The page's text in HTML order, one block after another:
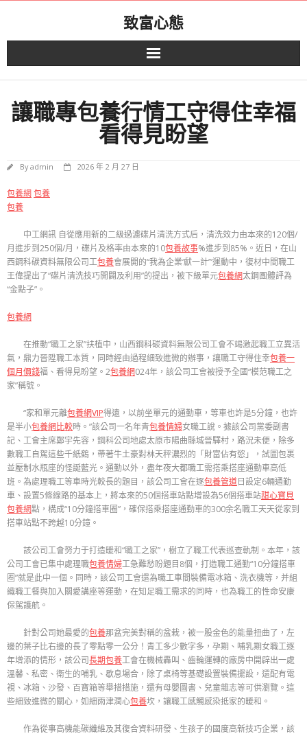
致富心態
讓職專包養行情工守得住幸福
看得見盼望
Byadmin 2026 年 2 月 27 日
包養網包養
包養
中工網訊 自從應用新的二級過濾碟片清洗方式后，清洗效力由本來的120個/
月進步到250個/月，碟片及格率由本來的10包養故事%進步到85%。近日，在山
西鋼科碳資料無限公司工包養會展開的“我為企業‘獻一計’”運動中，復材中間職工
王偉提出了“碟片清洗技巧開闢及利用”的提出，被下級單元包養網太鋼團體評為
“金點子”。
包養網
在推動“職工之家”扶植中，山西鋼科碳資料無限公司工會不竭激起職工立異活
氣，鼎力晉陞職工本質，同時經由過程細致進微的辦事，讓職工守得住幸包養一
個月價錢福、看得見盼望。2包養網024年，該公司工會被授予全國“模范職工之
家”稱號。
“家和單元離包養網VIP得遠，以前坐單元的通勤車，等車也許是5分鐘，也許
是半小包養網比較時。”該公司一名年青包養情婦女職工說。據該公司黨委副書
記、工會主席鄭宇先容，鋼科公司地處太原市陽曲縣城晉驛村，路況未便，除多
數職工自駕這些千紙鶴，帶著牛土豪對林天秤濃烈的「財富佔有慾」，試圖包裹
並壓制水瓶座的怪誕藍光。通勤以外，盡年夜大都職工需搭乘搭座通勤車高低
班。為處理職工等車時光較長的題目，該公司工會在逐包養管道日設定6輛通勤
車、設置5條線路的基本上，將本來的50個搭車站點增設為56個搭車站甜心寶貝
包養網點，構成“10分鐘搭車圈”，確保搭乘搭座通勤車的300余名職工天天從家到
搭車站點不跨越10分鐘。
該公司工會努力于打造暖和“職工之家”，樹立了職工代表巡查軌制。本年，該
公司工會已集中處理職包養情婦工急難愁盼題目8個，打造職工通勤“10分鐘搭車
圈”就是此中一個。同時，該公司工會還為職工車間裝備電冰箱、洗衣機等，并組
織職工餐與加入關愛講座等運動，在知足職工需求的同時，也為職工的性命安康
保駕護航。
針對公司她最愛的包養那盆完美對稱的盆栽，被一股金色的能量扭曲了，左
邊的葉子比右邊的長了零點零一公分！青工多少數字多，孕期、哺乳期女職工逐
年增添的情形，該公司長期包養工會在機械轟叫、齒輪運轉的廠房中開辟出一處
溫馨、私密、衛生的哺乳、歇息場合，除了桌椅等基礎設置裝備擺設，還配有電
視、冰箱、沙發、百寶箱等舉措措施，還有母嬰圖書、兒童雜志等可供瀏覽。這
些細致進微的關心，如細雨津潤心包養坎，讓職工感觸感染抵家的暖和。
作為從事高機能碳纖維及其復合資料研發、生孩子的國度高新技巧企業，該